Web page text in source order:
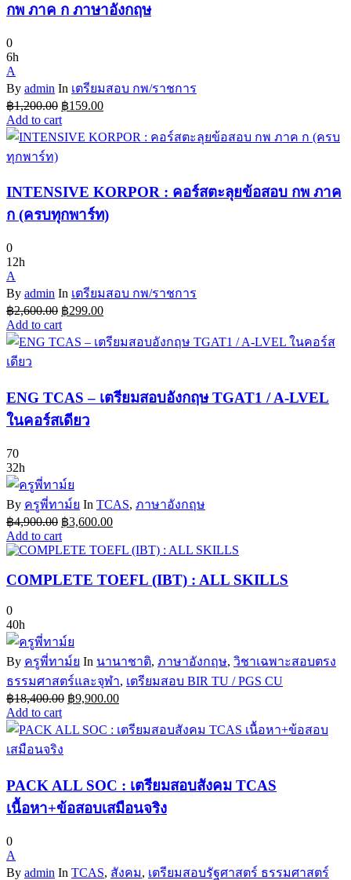
กพ ภาค ก ภาษาอังกฤษ
0
6h
A
By admin In เตรียมสอบ กพ/ราชการ
฿1,200.00 Original
price
was:
฿1,200.00.
฿159.00Current
is:
฿159.00.
Add to cart
INTENSIVE KORPOR : คอร์สตะลุยข้อสอบ กพ ภาค
ก (ครบทุกพาร์ท)
0
12h
A
By admin In เตรียมสอบ กพ/ราชการ
฿2,600.00 Original
price
was:
฿2,600.00.
฿299.00Current
is:
฿299.00.
Add to cart
ENG TCAS – เตรียมสอบอังกฤษ TGAT1 / A-LVEL
ในคอร์สเดียว
70
32h
By ครูพี่ทาม์ย In TCAS, ภาษาอังกฤษ
฿4,900.00 Original
price
was:
฿3,600.00Current
is:
Add to cart
COMPLETE TOEFL (IBT) : ALL SKILLS
0
40h
By ครูพี่ทาม์ย In นานาชาติ, ภาษาอังกฤษ, วิชาเฉพาะสอบตรง
ธรรมศาสตร์และจุฬา, เตรียมสอบ BIR TU / PGS CU
฿18,400.00 Original
was:
฿18,400.00.
฿9,900.00Current
is:
฿9,900.00.
Add to cart
PACK ALL SOC : เตรียมสอบสังคม TCAS
เนื้อหา+ข้อสอบเสมือนจริง
0
A
By admin In TCAS, สังคม, เตรียมสอบรัฐศาสตร์ ธรรมศาสตร์